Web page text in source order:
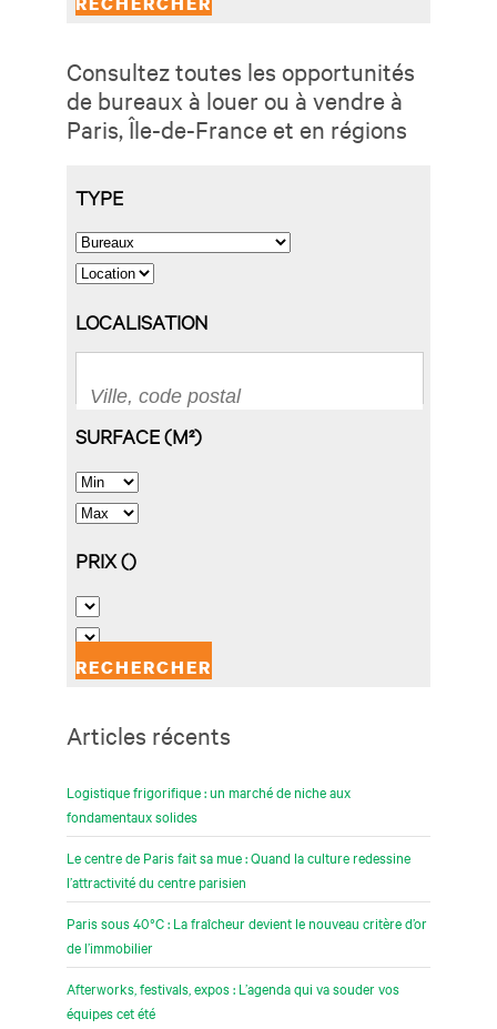
Consultez toutes les opportunités
de bureaux à louer ou à vendre à
Paris, Île-de-France et en régions
Articles récents
Logistique frigorifique : un marché de niche aux
fondamentaux solides
Le centre de Paris fait sa mue : Quand la culture redessine
l’attractivité du centre parisien
Paris sous 40°C : La fraîcheur devient le nouveau critère d’or
de l’immobilier
Afterworks, festivals, expos : L’agenda qui va souder vos
équipes cet été